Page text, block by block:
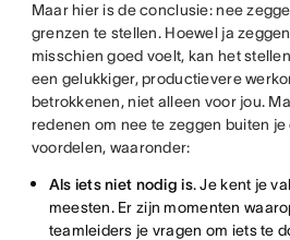
Maar hier is de conclusie: nee
grenzen te stellen. Hoewel ja
misschien goed voelt, kan het
een gelukkiger, productievere
betrokkenen, niet alleen voor jou.
redenen om nee te zeggen buiten
voordelen, waaronder:
Als iets niet nodig is. Je kent je
meesten. Er zijn momenten
teamleiders je vragen om iets te